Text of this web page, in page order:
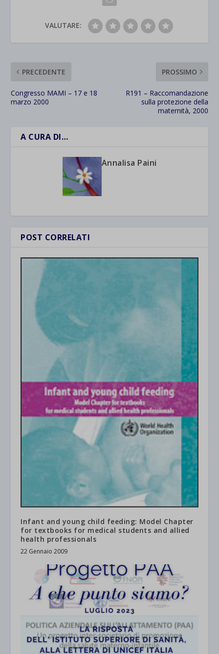
VALUTARE:
PRECEDENTE
Congresso MAMI – 17 e 18
marzo 2000
PROSSIMO
R191 – Raccomandazione
sulla protezione della
maternità, 2000
A CURA DI…
Annalisa Paini
POST CORRELATI
Infant and young child feeding: Model Chapter
for textbooks for medical students and allied
health professionals
22 Gennaio 2009